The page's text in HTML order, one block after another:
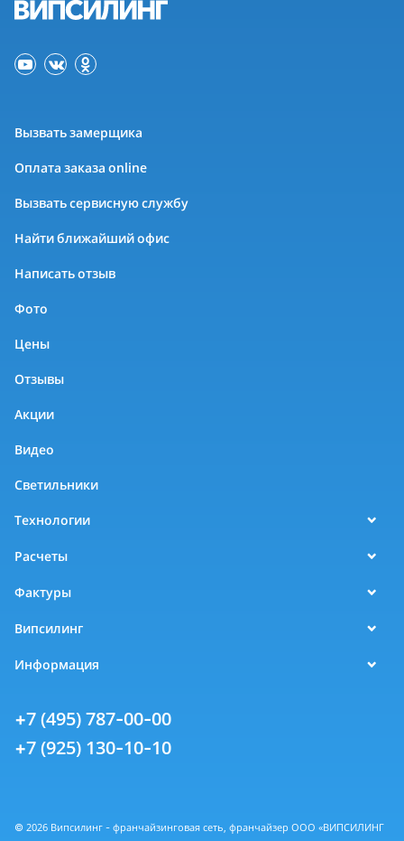
Вызвать замерщика
Оплата заказа online
Вызвать сервисную службу
Найти ближайший офис
Написать отзыв
Фото
Цены
Отзывы
Акции
Видео
Светильники
Технологии
Расчеты
Фактуры
Випсилинг
Информация
+7 (495) 787-00-00
+7 (925) 130-10-10
© 2026 Випсилинг - франчайзинговая сеть, франчайзер ООО «ВИПСИЛИНГ